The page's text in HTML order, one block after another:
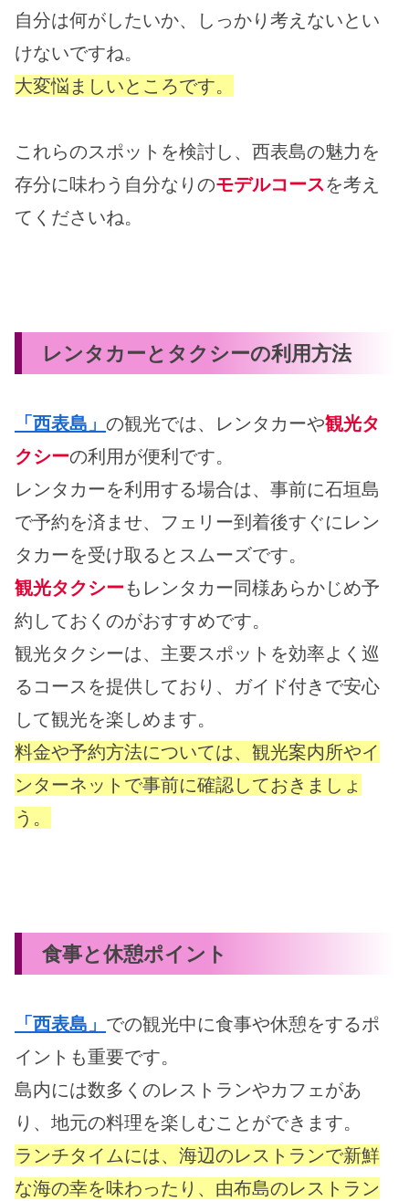
自分は何がしたいか、しっかり考えないとい
けないですね。
大変悩ましいところです。
これらのスポットを検討し、西表島の魅力を
存分に味わう自分なりのモデルコースを考え
てくださいね。
レンタカーとタクシーの利用方法
「西表島」 の観光では、レンタカーや観光タ
クシーの利用が便利です。
レンタカーを利用する場合は、事前に石垣島
で予約を済ませ、フェリー到着後すぐにレン
タカーを受け取るとスムーズです。
観光タクシーもレンタカー同様あらかじめ予
約しておくのがおすすめです。
観光タクシーは、主要スポットを効率よく巡
るコースを提供しており、ガイド付きで安心
して観光を楽しめます。
料金や予約方法については、観光案内所やイ
ンターネットで事前に確認しておきましょ
う。
食事と休憩ポイント
「西表島」 での観光中に食事や休憩をするポ
イントも重要です。
島内には数多くのレストランやカフェがあ
り、地元の料理を楽しむことができます。
ランチタイムには、海辺のレストランで新鮮
な海の幸を味わったり、由布島のレストラン